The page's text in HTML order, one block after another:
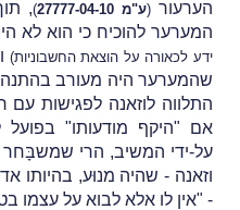
הערעור (ע"מ 27777-04-10 )
,
המערער להוכיח כי הוא לא
ידע לכאורה על הוצאת החשבוניות)
שהמערער היה מעורב
התלווה לוזאנה לפגישות עם
אם "היקף מודעותו"
על-ידי המשיב, הרי
וזאנה - שהיה מנוּע, בהיותו
- "אין לו אלא לבוא על עצמו